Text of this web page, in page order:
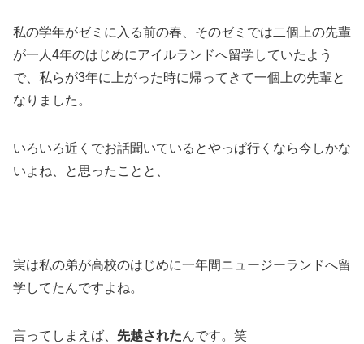
私の学年がゼミに入る前の春、そのゼミでは二個上の先輩
が一人4年のはじめにアイルランドへ留学していたよう
で、私らが3年に上がった時に帰ってきて一個上の先輩と
なりました。
いろいろ近くでお話聞いているとやっぱ行くなら今しかな
いよね、と思ったことと、
実は私の弟が高校のはじめに一年間ニュージーランドへ留
学してたんですよね。
言ってしまえば、 先越されたんです。笑